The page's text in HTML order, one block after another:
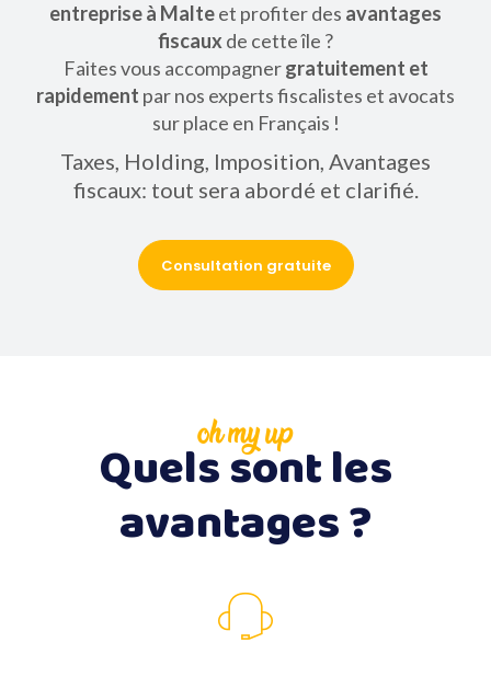
entreprise à Malteet profiter des avantages
fiscaux de cette île ?
Faites vous accompagnergratuitement et
rapidement par nos experts fiscalistes et avocats
sur place en Français !
Taxes, Holding, Imposition, Avantages
fiscaux: tout sera abordé et clarifié.
Consultation gratuite
oh my up
Quels sont les
avantages ?